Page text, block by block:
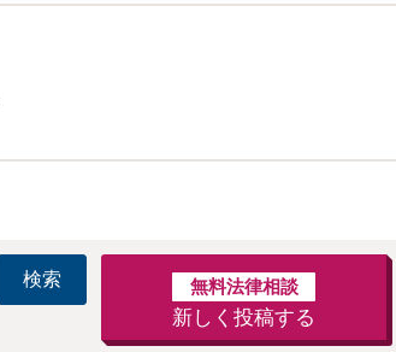
検索 無料法律相談
新しく投稿する